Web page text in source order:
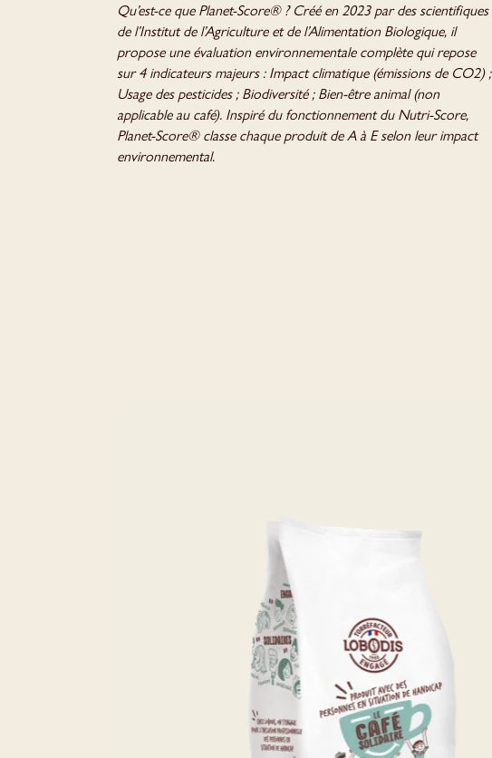
Qu’est-ce que Planet-Score® ? Créé en 2023 par des scientifiques
de l’Institut de l’Agriculture et de l’Alimentation Biologique, il
propose une évaluation environnementale complète qui repose
sur 4 indicateurs majeurs : Impact climatique (émissions de CO2) ;
Usage des pesticides ; Biodiversité ; Bien-être animal (non
applicable au café). Inspiré du fonctionnement du Nutri-Score,
Planet-Score® classe chaque produit de A à E selon leur impact
environnemental.